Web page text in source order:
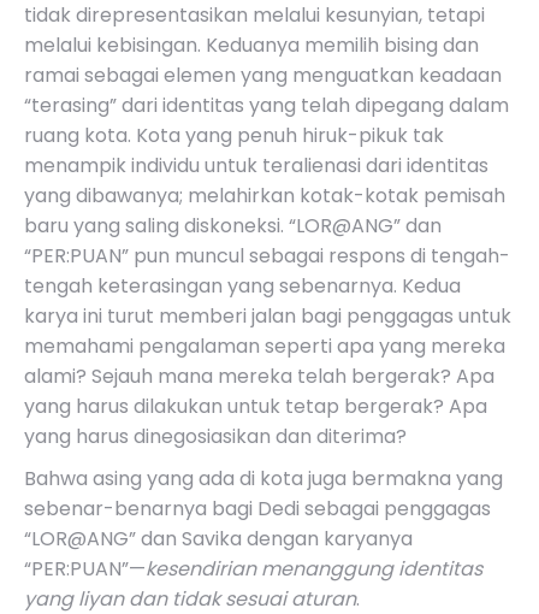
tidak direpresentasikan melalui kesunyian, tetapi
melalui kebisingan. Keduanya memilih bising dan
ramai sebagai elemen yang menguatkan keadaan
“terasing” dari identitas yang telah dipegang dalam
ruang kota. Kota yang penuh hiruk-pikuk tak
menampik individu untuk teralienasi dari identitas
yang dibawanya; melahirkan kotak-kotak pemisah
baru yang saling diskoneksi. “LOR@ANG”dan
“PER:PUAN” pun muncul sebagai respons di tengah-
tengah keterasingan yang sebenarnya. Kedua
karya ini turut memberi jalan bagi penggagas untuk
memahami pengalaman seperti apa yang mereka
alami? Sejauh mana mereka telah bergerak? Apa
yang harus dilakukan untuk tetap bergerak? Apa
yang harus dinegosiasikan dan diterima?
Bahwa asing yang ada di kota juga bermakna yang
sebenar-benarnya bagi Dedi sebagai penggagas
“LOR@ANG”dan Savika dengan karyanya
“PER:PUAN”—kesendirian menanggung identitas
yang liyan dan tidak sesuai aturan.